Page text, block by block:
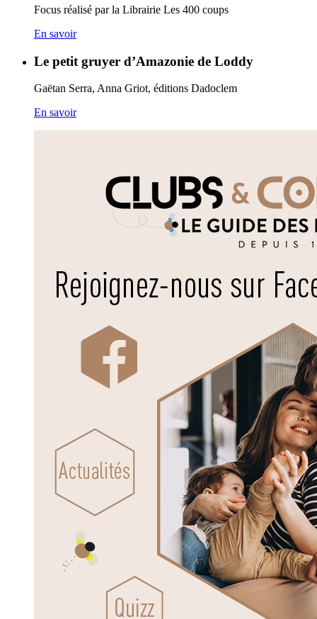
Focus réalisé par la Librairie Les 400 coups
En savoir
Le petit gruyer d’Amazonie de Loddy
Gaëtan Serra, Anna Griot, éditions Dadoclem
En savoir